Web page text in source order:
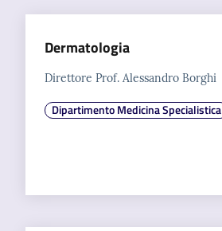
Dermatologia
Direttore Prof. Alessandro Borghi
Dipartimento Medicina Specialistica